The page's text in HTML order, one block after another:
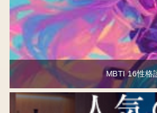
MBTI 16性格